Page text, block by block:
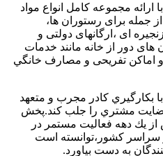
مجموعه كامل انواع مواد
جمله برای رستوران ها،
ای ،ارگانهای دولتی و
دور از خانه مانند خدمات
و اماکن تفریحی و مصارف خانگي
بكارگيري كادر مجرب و متعهد
مشتري را جلب كند.پخش
از يك دهه فعاليت مستمر در
سراسر كشور،توانسته است
به دست بياورد.